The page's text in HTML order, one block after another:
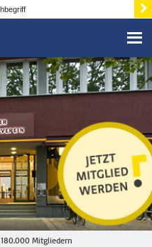
Mitgliedern